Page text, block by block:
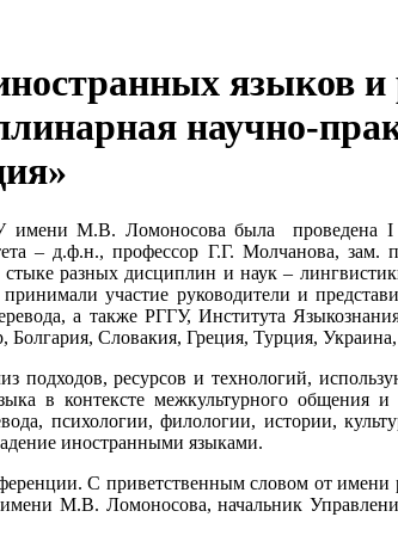
языков
научно-
имени М.В. Ломоносова была проведена I
– д.ф.н., профессор Г.Г. Молчанова, зам.
разных дисциплин и наук –
участие руководители и
а также РГГУ, Института
Словакия, Греция, Турция,
подходов, ресурсов и технологий,
в контексте межкультурного
психологии, филологии, истории,
иностранными языками.
С приветственным словом от имени
М.В. Ломоносова, начальник